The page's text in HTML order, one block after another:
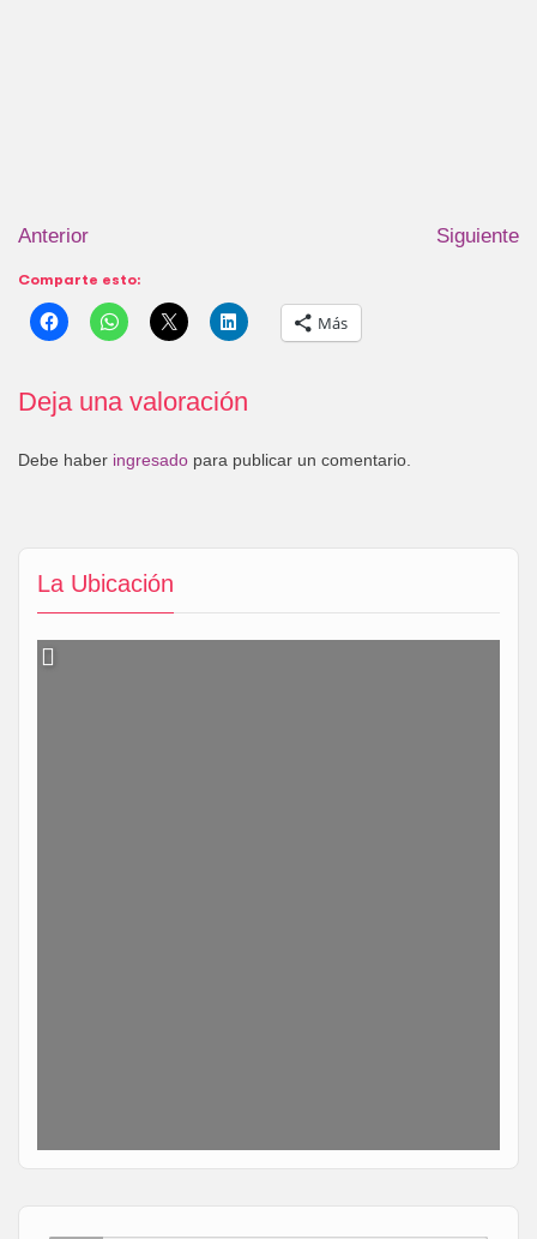
La Ubicación
Anterior Siguiente
Comparte esto:
Más
Deja una valoración
Debe haber ingresado para publicar un comentario.